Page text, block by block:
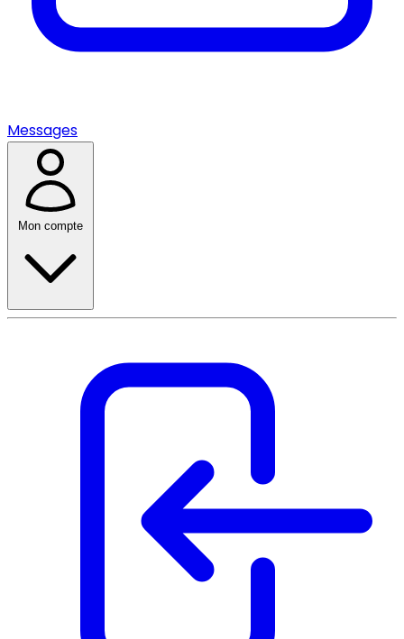
Messages
Mon compte